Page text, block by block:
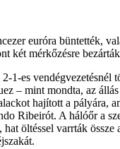
euróra büntették,
két mérkőzésre
1-es vendégvezetésnél
– mint mondta, az
hajított a pályára,
Ribeirót. A hálóőr a
hat öltéssel varrták össze